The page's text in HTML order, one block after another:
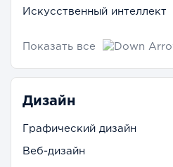
Искусственный интеллект
Показать все
Дизайн
Графический дизайн
Веб-дизайн